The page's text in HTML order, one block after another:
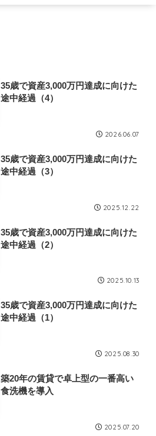
35歳で資産3,000万円達成に向けた
途中経過（4）
2026.06.07
35歳で資産3,000万円達成に向けた
途中経過（3）
2025.12.22
35歳で資産3,000万円達成に向けた
途中経過（2）
2025.10.13
35歳で資産3,000万円達成に向けた
途中経過（1）
2025.08.30
築20年の賃貸で卓上型の一番高い
食洗機を導入
2025.07.20